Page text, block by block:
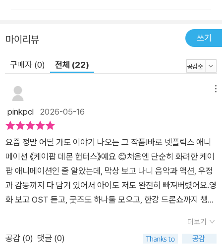
마이리뷰 쓰기
구매자 (0) 전체 (22)
pinkpcl 2026-05-16
요즘 정말 어딜 가도 이야기 나오는 그 작품!바로 넷플릭스 애니
메이션 《케이팝 데몬 헌터스》예요 😊​처음엔 단순히 화려한 케이
팝 애니메이션인 줄 알았는데, 막상 보고 나니 음악과 액션, 우정
과 감동까지 다 담겨 있어서 아이도 저도 완전히 빠져버렸어요.영
화 보고 OST 듣고, 굿즈도 하나둘 모으고, 한강 드론쇼까지 챙겨
번에는 그 세계관이 그림책으로 돌아왔다니!서울문화사에서 출
간된 《케이팝 데몬 헌터스: 팬들을 위하여》를 보자마자 반가운
더보기
공감 (0) 댓글 (0)